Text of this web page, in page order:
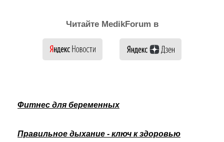
Читайте MedikForum в
Фитнес для беременных
Правильное дыхание - ключ к здоровью